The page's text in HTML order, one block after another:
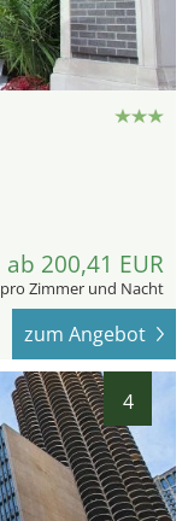
ab 200,41 EUR
pro Zimmer und Nacht
zum Angebot
4